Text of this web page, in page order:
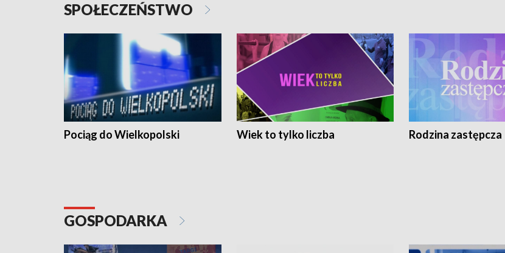
SPOŁECZEŃSTWO
Pociąg do Wielkopolski Wiek to tylko liczba Rodzina zastępcza
GOSPODARKA